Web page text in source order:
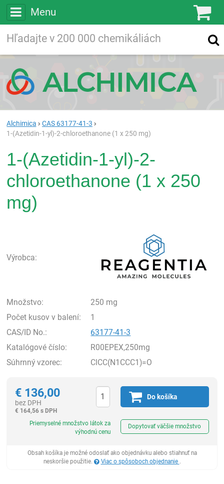
Menu
Vyhľadávanie
Alchimica
CAS 63177-41-3
1-(Azetidin-1-yl)-2-chloroethanone (1 x 250 mg)
1-(Azetidin-1-yl)-2-
chloroethanone (1 x 250
mg)
Výrobca:
Množstvo:
250 mg
Počet kusov v balení:
1
CAS/ID No.:
63177-41-3
Katalógové číslo:
R00EPEX,250mg
Súhrnný vzorec:
ClCC(N1CCC1)=O
€ 136,00
bez DPH
€ 164,56 s DPH
Do košíka
Priemyselné množstvo látok za
výhodnú cenu
Dopytovať väčšie množstvo
Obsah košíka je možné odoslať ako objednávku alebo stiahnuť na
neskoršie použitie.
Viac o spôsoboch objednanie .